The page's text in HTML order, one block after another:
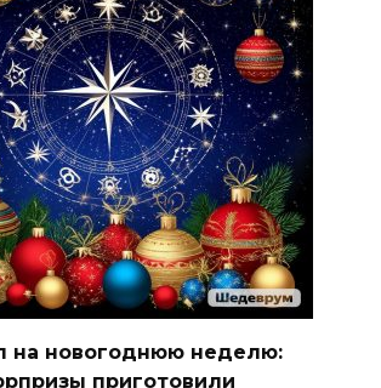
на новогоднюю неделю:
приготовили